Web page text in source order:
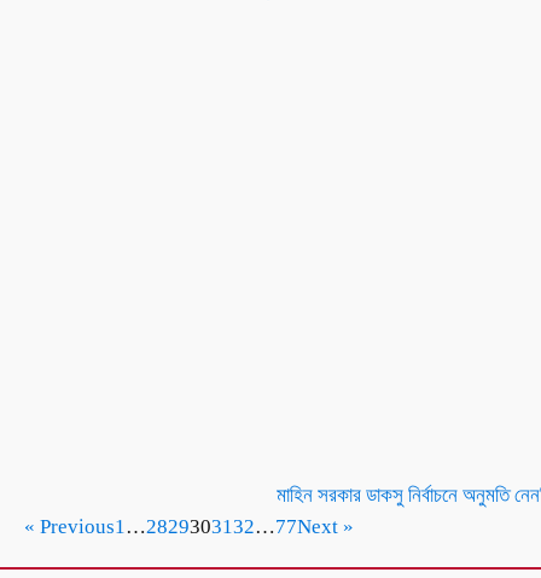
মাহিন সরকার ডাকসু নির্বাচনে অনুমতি
« Previous1…2829303132…77Next »